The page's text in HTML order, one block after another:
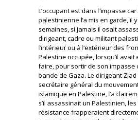
L’occupant est dans l’impasse
palestinienne l’a mis en garde, il
semaines, si jamais il osait
dirigeant, cadre ou militant
l’intérieur ou à l’extérieur des
Palestine occupée, lorsqu’il avait
faire, pour sortir de son impasse
bande de Gaza. Le dirigeant
secrétaire général du
islamique en Palestine, l’a
s’il assassinait un Palestinien,
résistance frapperaient